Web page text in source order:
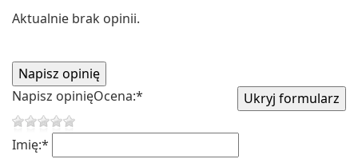
Aktualnie brak opinii.
Napisz opinięOcena:*
Imię:*